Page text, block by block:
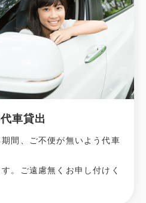
車貸出
間、ご不便が無いよう代車
。ご遠慮無くお申し付けく